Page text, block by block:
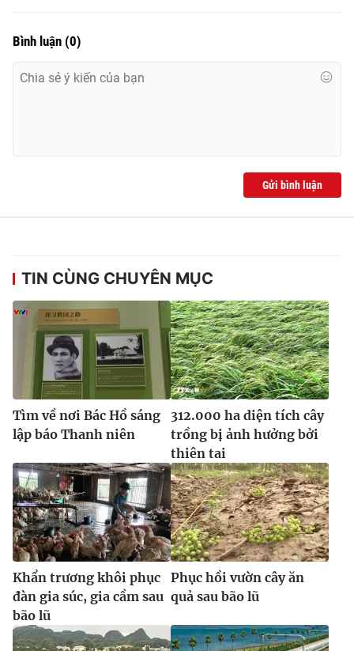
Tổng đài VTV:
Email: toasoan@vtv.vn
® Cấm sao chép dưới mọi hình thức nếu không có sự chấp
thuận bằng văn bản. Ghi rõ nguồn VTV.vn khi phát hành lại
thông tin từ website này.
Bình luận (0)
Gửi bình luận
TIN CÙNG CHUYÊN MỤC
Tìm về nơi Bác Hồ sáng
lập báo Thanh niên
312.000 ha diện tích cây
trồng bị ảnh hưởng bởi
thiên tai
Khẩn trương khôi phục
đàn gia súc, gia cầm sau
bão lũ
Phục hồi vườn cây ăn
quả sau bão lũ